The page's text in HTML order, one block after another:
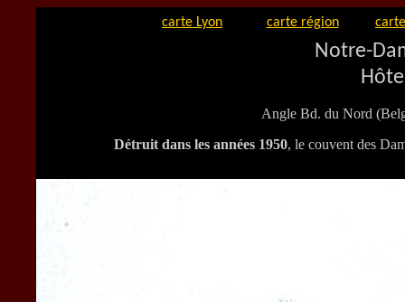
carte Lyon carte région
Notre-
Angle Bd. du Nord
Détruit dans les années 1950, le couvent des